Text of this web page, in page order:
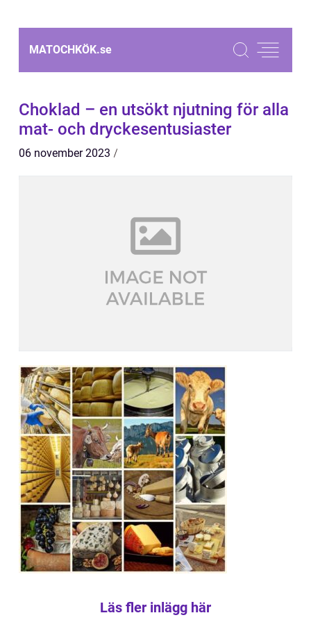
MATOCHKÖK.se
Choklad – en utsökt njutning för alla
mat- och dryckesentusiaster
06 november 2023
Läs fler inlägg här